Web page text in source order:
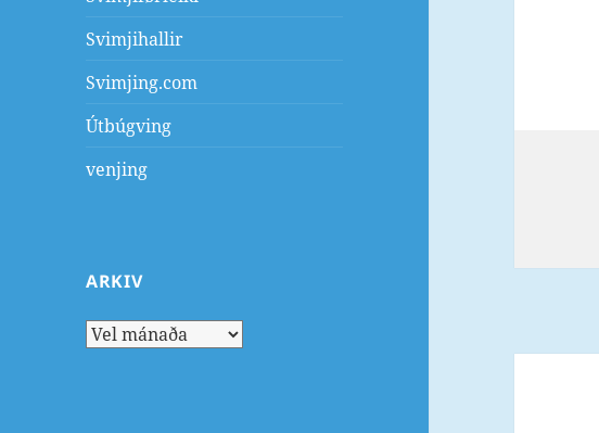
Svimjihallir
Svimjing.com
Útbúgving
venjing
ARKIV
Arkiv